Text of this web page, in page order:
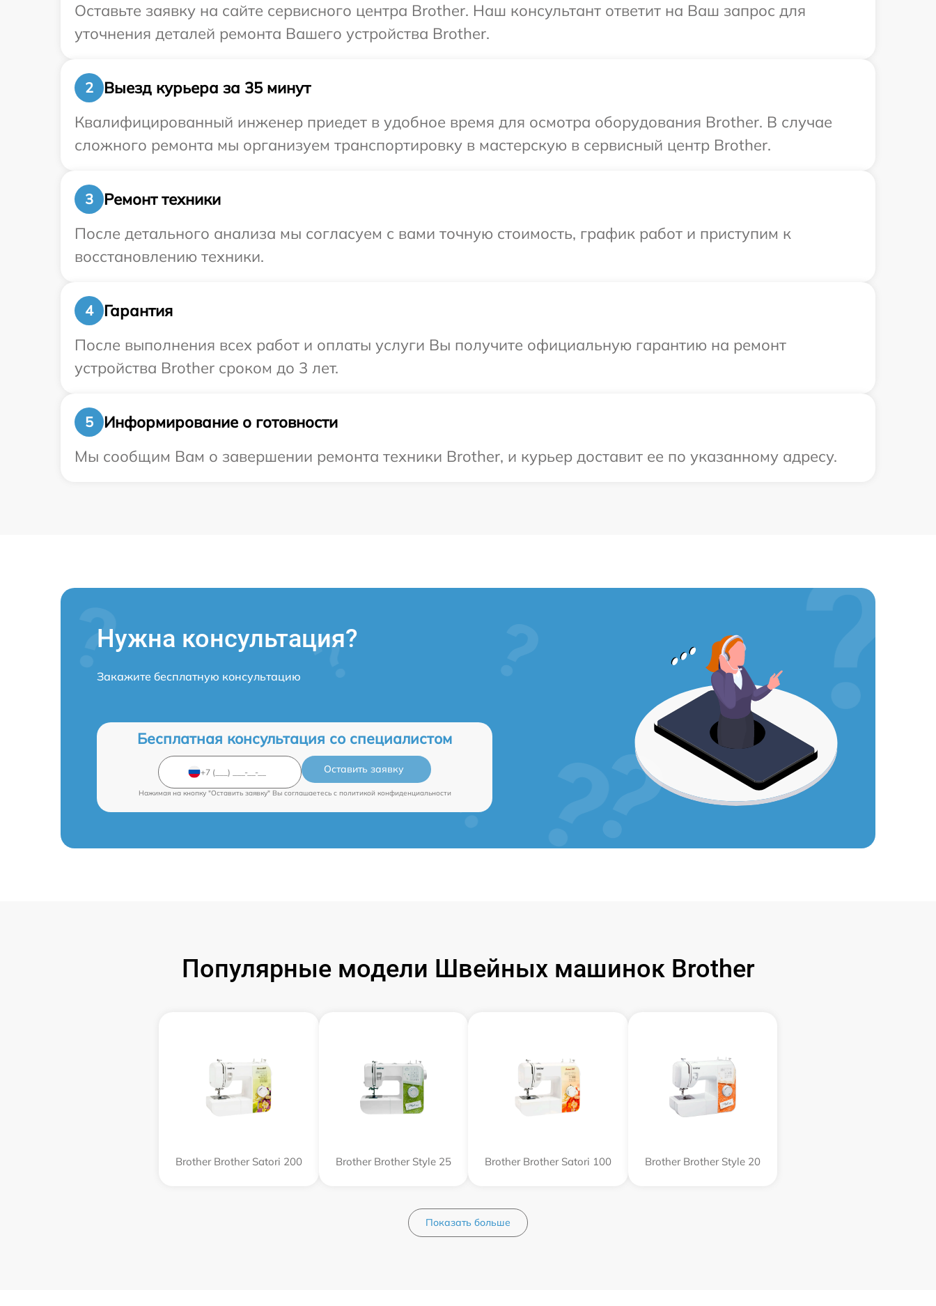
Оставьте заявку на сайте сервисного центра Brother. Наш консультант ответит на Ваш запрос для
уточнения деталей ремонта Вашего устройства Brother.
2
Выезд курьера за 35 минут
Квалифицированный инженер приедет в удобное время для осмотра оборудования Brother. В случае
сложного ремонта мы организуем транспортировку в мастерскую в сервисный центр Brother.
3
Ремонт техники
После детального анализа мы согласуем с вами точную стоимость, график работ и приступим к
восстановлению техники.
4
Гарантия
После выполнения всех работ и оплаты услуги Вы получите официальную гарантию на ремонт
устройства Brother сроком до 3 лет.
5
Информирование о готовности
Мы сообщим Вам о завершении ремонта техники Brother, и курьер доставит ее по указанному адресу.
Нужна консультация?
Закажите бесплатную консультацию
Бесплатная консультация со специалистом
Оставить заявку
Нажимая на кнопку "Оставить заявку" Вы соглашаетесь c политикой конфиденциальности
Популярные модели Швейных машинок Brother
Brother Brother Satori 200 Brother Brother Style 25 Brother Brother Satori 100 Brother Brother Style 20
Показать больше